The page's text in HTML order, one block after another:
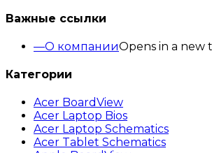
Важные ссылки
О компанииOpens in a new
Категории
Acer BoardView
Acer Laptop Bios
Acer Laptop Schematics
Acer Tablet Schematics